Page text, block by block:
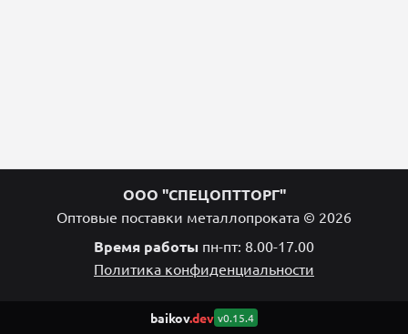
ООО "СПЕЦОПТТОРГ"
Оптовые поставки металлопроката © 2026
Время работы пн-пт: 8.00-17.00
Политика конфиденциальности
baikov.dev v0.15.4